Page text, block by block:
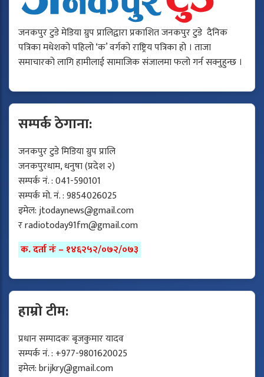
जनकपुर टुडे मेडिया ग्रुप प्रालिद्वारा प्रकाशित जनकपुर टुडे दैनिक
पत्रिका मधेशको पहिलो ‘क’ वर्गको राष्ट्रिय पत्रिका हो । ताजा
समाचारको लागि हामीलाई सामाजिक संजालमा फलो गर्न सक्नुहुन्छ ।
सम्पर्क ठेगाना:
जनकपुर टुडे मिडिया ग्रुप प्रालि
जनकपुरधाम, धनुषा (प्रदेश २)
सम्पर्क नं. : 041-590101
सम्पर्क मो. नं. : 9854026025
इमेल:jtodaynews@gmail.com
रradiotoday91fm@gmail.com
क. दर्ता नंः – १४६२५२/०७२/०७३
हाम्रो टीम:
प्रधान सम्पादकः बृजकुमार यादव
सम्पर्क नं. : +977-9801620025
इमेल:brijkry@gmail.com